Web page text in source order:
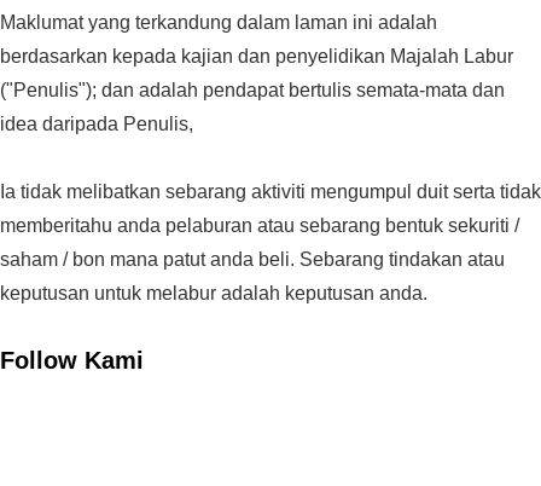
Maklumat yang terkandung dalam laman ini adalah
berdasarkan kepada kajian dan penyelidikan Majalah Labur
("Penulis"); dan adalah pendapat bertulis semata-mata dan
idea daripada Penulis,
Ia tidak melibatkan sebarang aktiviti mengumpul duit serta tidak
memberitahu anda pelaburan atau sebarang bentuk sekuriti /
saham / bon mana patut anda beli. Sebarang tindakan atau
keputusan untuk melabur adalah keputusan anda.
Follow Kami